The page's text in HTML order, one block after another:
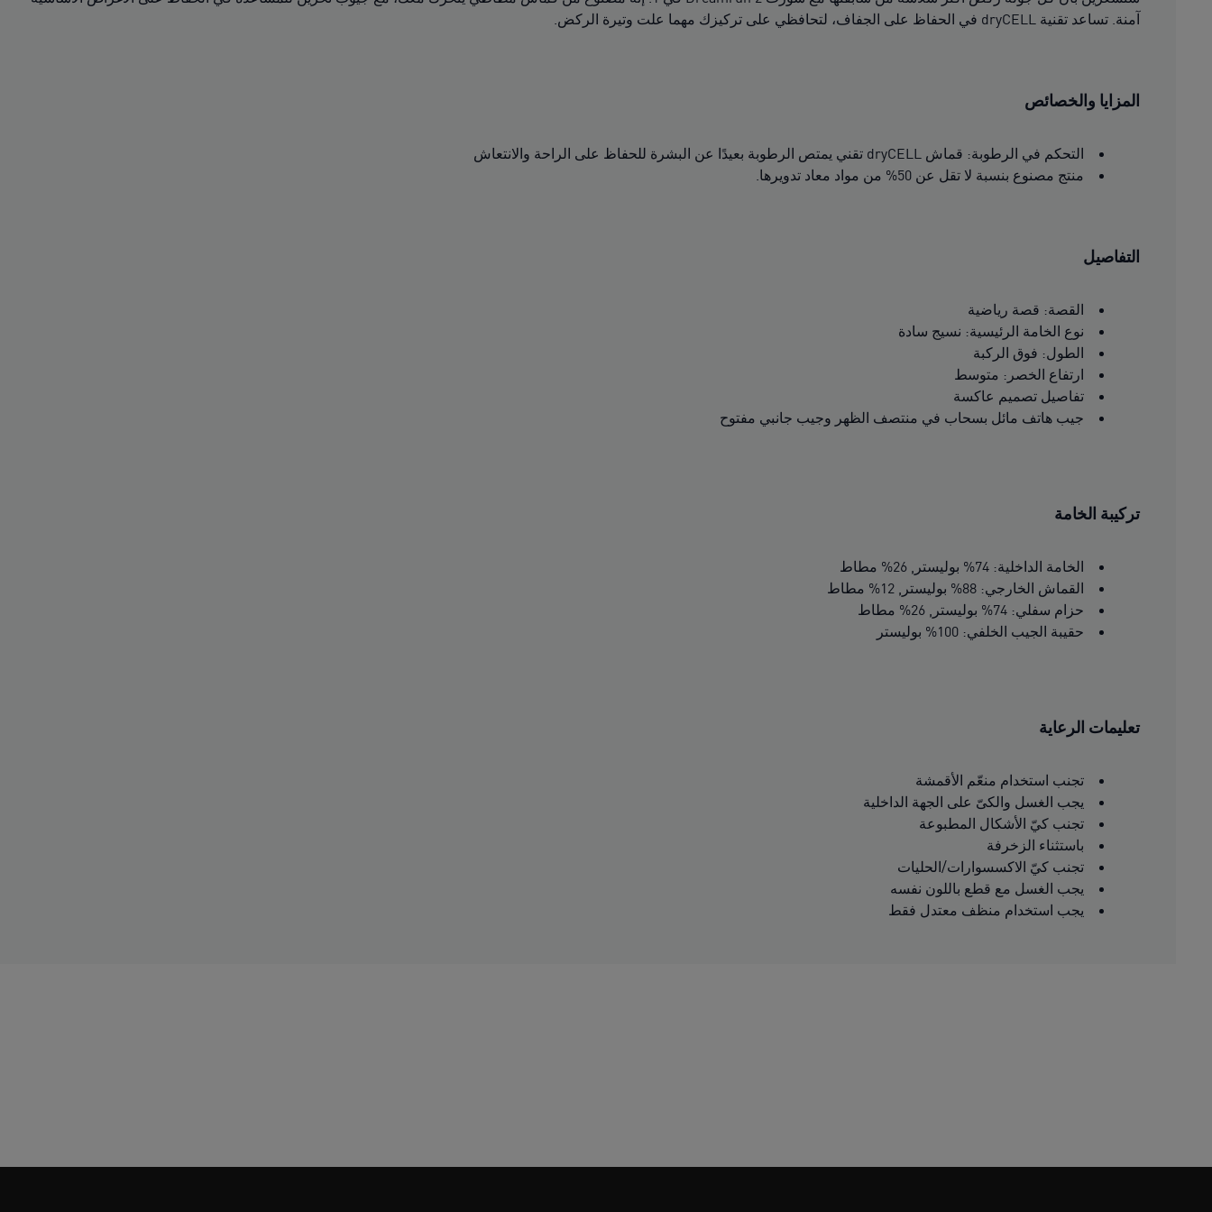
آمنة. تساعد تقنية dryCELL في الحفاظ على الجفاف، لتحافظي على تركيزك مهما علت وتيرة الركض.
المزايا والخصائص
التحكم في الرطوبة: قماش dryCELL تقني يمتص الرطوبة بعيدًا عن البشرة للحفاظ على الراحة والانتعاش
منتج مصنوع بنسبة لا تقل عن 50% من مواد معاد تدويرها.
التفاصيل
القصة: قصة رياضية
نوع الخامة الرئيسية: نسيج سادة
الطول: فوق الركبة
ارتفاع الخصر: متوسط
تفاصيل تصميم عاكسة
جيب هاتف مائل بسحاب في منتصف الظهر وجيب جانبي مفتوح
تركيبة الخامة
الخامة الداخلية: 74% بوليستر, 26% مطاط
القماش الخارجي: 88% بوليستر, 12% مطاط
حزام سفلي: 74% بوليستر, 26% مطاط
حقيبة الجيب الخلفي: 100% بوليستر
تعليمات الرعاية
تجنب استخدام منعّم الأقمشة
يجب الغسل والكىّ على الجهة الداخلية
تجنب كيّ الأشكال المطبوعة
باستثناء الزخرفة
تجنب كيّ الاكسسوارات/الحليات
يجب الغسل مع قطع باللون نفسه
يجب استخدام منظف معتدل فقط